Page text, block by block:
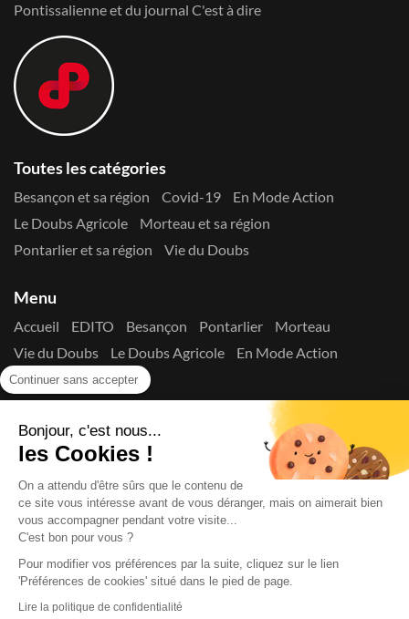
Continuer sans accepter
Bonjour, c'est nous...
les Cookies !
On a attendu d'être sûrs que le contenu de
ce site vous intéresse avant de vous déranger, mais on aimerait bien
vous accompagner pendant votre visite...
C'est bon pour vous ?
Pour modifier vos préférences par la suite, cliquez sur le lien
'Préférences de cookies' situé dans le pied de page.
Lire la politique de confidentialité
Pontissalienne et du journal C'est à dire
Toutes les catégories
Besançon et sa région Covid-19
En Mode Action
Le Doubs Agricole
Morteau et sa région
Pontarlier et sa région
Vie du Doubs
Menu
Accueil EDITO Besançon Pontarlier
Morteau
Vie du Doubs
Le Doubs Agricole
En Mode Action
Contactez-nous !
Suivez-nous sur les réseaux
Copyright © 2026 La Presse du Doubs
2725-8165 - N° de commission paritaire : 1125 Y 94392
Données Personnelles
Mentions Légales